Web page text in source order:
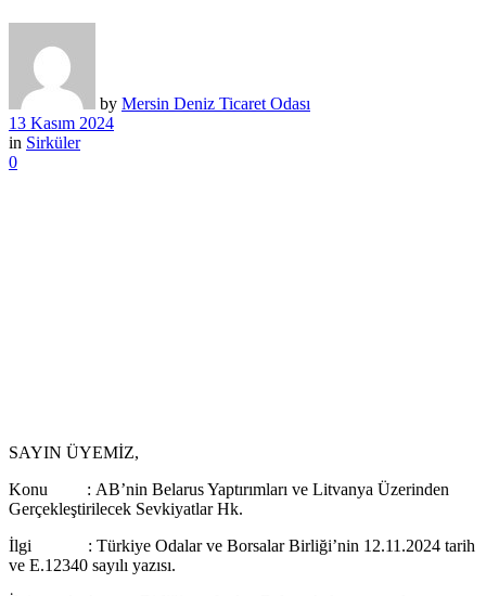
by Mersin Deniz Ticaret Odası
13 Kasım 2024
in Sirküler
0
SAYIN ÜYEMİZ,
Konu : AB’nin Belarus Yaptırımları ve Litvanya Üzerinden
Gerçekleştirilecek Sevkiyatlar Hk.
İlgi : Türkiye Odalar ve Borsalar Birliği’nin 12.11.2024 tarih
ve E.12340 sayılı yazısı.